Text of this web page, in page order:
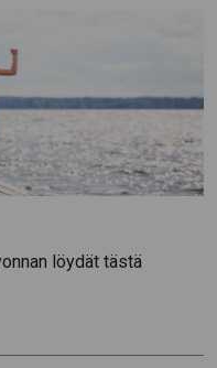
löydät tästä